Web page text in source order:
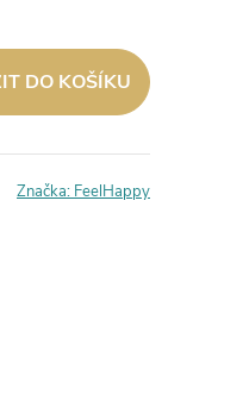
DO KOŠÍKU
Značka: FeelHappy